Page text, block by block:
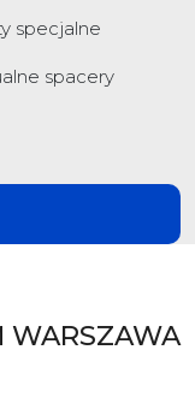
specjalne
spacery
WARSZAWA